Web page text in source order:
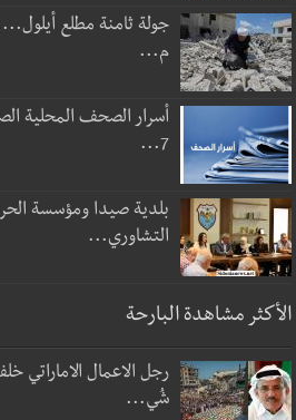
م...
أسرار الصحف المحلية
7...
بلدية صيدا ومؤسسة
التشاوري...
الأكثر مشاهدة البارحة
شُي...